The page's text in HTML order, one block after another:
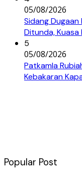
05/08/2026
Sidang Dugaan
Ditunda, Kuasa
5
05/08/2026
Patkamla
Kebakaran
Popular Post